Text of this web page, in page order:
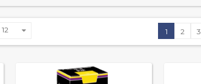
1 2 3
12